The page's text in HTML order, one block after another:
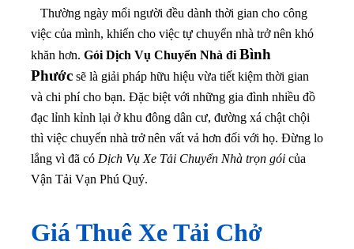
Thường ngày mổi người đều dành thời gian cho công
việc của mình, khiến cho việc tự chuyển nhà trở nên khó
khăn hơn. Gói Dịch Vụ Chuyển Nhà đi Bình
Phước sẽ là giải pháp hữu hiệu vừa tiết kiệm thời gian
và chi phí cho bạn. Đặc biệt với những gia đình nhiều đồ
đạc lỉnh kỉnh lại ở khu đông dân cư, đường xá chật chội
thì việc chuyển nhà trở nên vất vả hơn đối với họ. Đừng lo
lắng vì đã có Dịch Vụ Xe Tải Chuyển Nhà trọn gói của
Vận Tải Vạn Phú Quý.
Giá Thuê Xe Tải Chở